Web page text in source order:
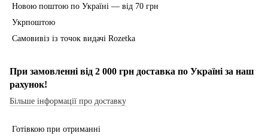
Новою поштою по Україні — від 70 грн
Укрпоштою
Самовивіз із точок видачі Rozetka
При замовленні від 2 000 грн доставка по Україні за наш
рахунок!
Більше інформації про доставку
Готівкою при отриманні